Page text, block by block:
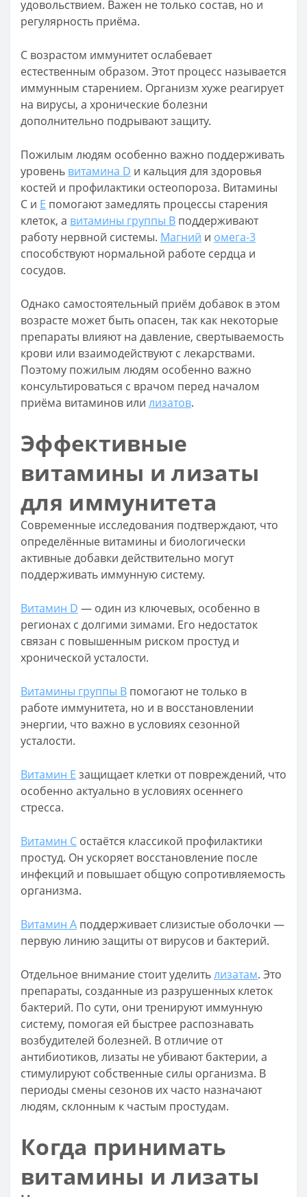
удовольствием. Важен не только состав, но и
регулярность приёма.
С возрастом иммунитет ослабевает
естественным образом. Этот процесс называется
иммунным старением. Организм хуже реагирует
на вирусы, а хронические болезни
дополнительно подрывают защиту.
Пожилым людям особенно важно поддерживать
уровень витамина D и кальция для здоровья
костей и профилактики остеопороза. Витамины
С и Е помогают замедлять процессы старения
клеток, а витамины группы В поддерживают
работу нервной системы. Магний и омега-3
способствуют нормальной работе сердца и
сосудов.
Однако самостоятельный приём добавок в этом
возрасте может быть опасен, так как некоторые
препараты влияют на давление, свертываемость
крови или взаимодействуют с лекарствами.
Поэтому пожилым людям особенно важно
консультироваться с врачом перед началом
приёма витаминов или лизатов.
Эффективные
витамины и лизаты
для иммунитета
Современные исследования подтверждают, что
определённые витамины и биологически
активные добавки действительно могут
поддерживать иммунную систему.
Витамин D — один из ключевых, особенно в
регионах с долгими зимами. Его недостаток
связан с повышенным риском простуд и
хронической усталости.
Витамины группы B помогают не только в
работе иммунитета, но и в восстановлении
энергии, что важно в условиях сезонной
усталости.
Витамин Е защищает клетки от повреждений, что
особенно актуально в условиях осеннего
стресса.
Витамин С остаётся классикой профилактики
простуд. Он ускоряет восстановление после
инфекций и повышает общую сопротивляемость
организма.
Витамин А поддерживает слизистые оболочки —
первую линию защиты от вирусов и бактерий.
Отдельное внимание стоит уделитьлизатам. Это
препараты, созданные из разрушенных клеток
бактерий. По сути, они тренируют иммунную
систему, помогая ей быстрее распознавать
возбудителей болезней. В отличие от
антибиотиков, лизаты не убивают бактерии, а
стимулируют собственные силы организма. В
периоды смены сезонов их часто назначают
людям, склонным к частым простудам.
Когда принимать
витамины и лизаты